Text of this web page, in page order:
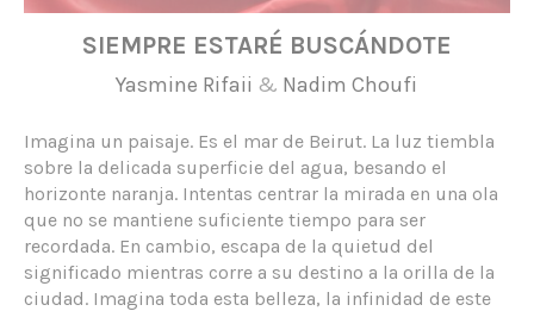
SIEMPRE ESTARÉ BUSCÁNDOTE
Yasmine Rifaii & Nadim Choufi
Imagina un paisaje. Es el mar de Beirut. La luz tiembla
sobre la delicada superficie del agua, besando el
horizonte naranja. Intentas centrar la mirada en una ola
que no se mantiene suficiente tiempo para ser
recordada. En cambio, escapa de la quietud del
significado mientras corre a su destino a la orilla de la
ciudad. Imagina toda esta belleza, la infinidad de este